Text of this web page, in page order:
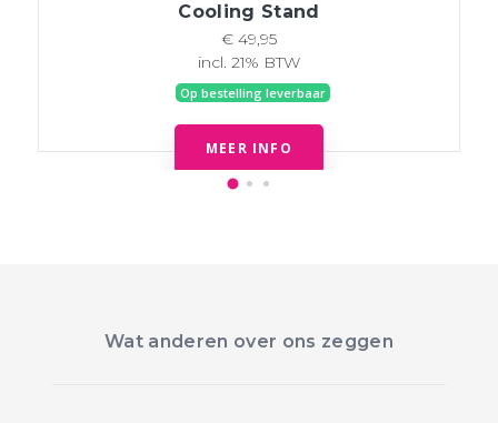
Cooling Stand
€ 49,95
incl. 21% BTW
Op bestelling leverbaar
MEER INFO
Wat anderen over ons zeggen